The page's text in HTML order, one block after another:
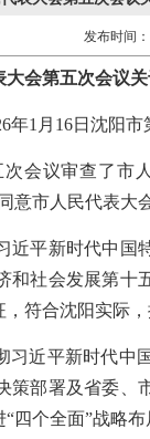
发布时间：
会第五次会议
年1月16日沈阳
议审查了市
意市人民代表
平新时代中国
和社会发展第
符合沈阳实际
近平新时代中
策部署及省委
四个全面”战略